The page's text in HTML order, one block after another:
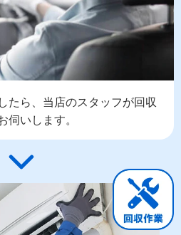
たら、当店のスタッフが回収
いします。